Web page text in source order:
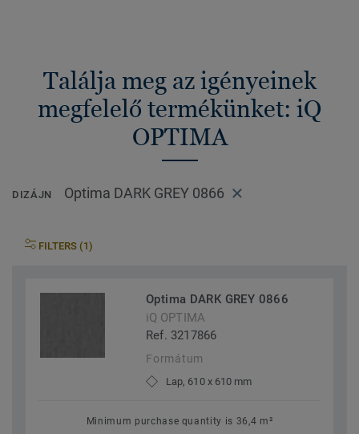
Találja meg az igényeinek
megfelelő termékünket: iQ
OPTIMA
DIZÁJN Optima DARK GREY 0866
FILTERS (1)
Optima DARK GREY 0866
iQ OPTIMA
Ref. 3217866
Formátum
Lap, 610 x 610 mm
Minimum purchase quantity is 36,4 m²